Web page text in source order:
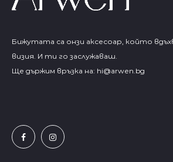
Бижутата са онзи аксесоар, който
визия. И ти го заслужаваш.
Ще държим връзка на: hi@arwen.bg